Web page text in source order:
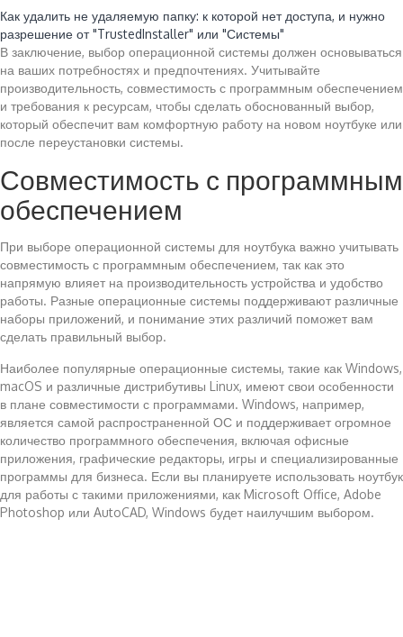
Как удалить не удаляемую папку: к которой нет доступа, и нужно
разрешение от "TrustedInstaller" или "Системы"
В заключение, выбор операционной системы должен основываться
на ваших потребностях и предпочтениях. Учитывайте
производительность, совместимость с программным обеспечением
и требования к ресурсам, чтобы сделать обоснованный выбор,
который обеспечит вам комфортную работу на новом ноутбуке или
после переустановки системы.
Совместимость с программным
обеспечением
При выборе операционной системы для ноутбука важно учитывать
совместимость с программным обеспечением, так как это
напрямую влияет на производительность устройства и удобство
работы. Разные операционные системы поддерживают различные
наборы приложений, и понимание этих различий поможет вам
сделать правильный выбор.
Наиболее популярные операционные системы, такие как Windows,
macOS и различные дистрибутивы Linux, имеют свои особенности
в плане совместимости с программами. Windows, например,
является самой распространенной ОС и поддерживает огромное
количество программного обеспечения, включая офисные
приложения, графические редакторы, игры и специализированные
программы для бизнеса. Если вы планируете использовать ноутбук
для работы с такими приложениями, как Microsoft Office, Adobe
Photoshop или AutoCAD, Windows будет наилучшим выбором.